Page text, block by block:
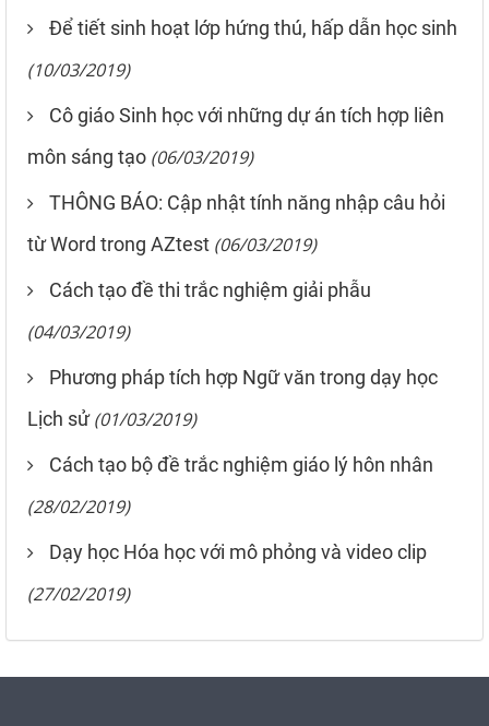
Để tiết sinh hoạt lớp hứng thú, hấp dẫn học sinh
(10/03/2019)
Cô giáo Sinh học với những dự án tích hợp liên
môn sáng tạo (06/03/2019)
THÔNG BÁO: Cập nhật tính năng nhập câu hỏi
từ Word trong AZtest (06/03/2019)
Cách tạo đề thi trắc nghiệm giải phẫu
(04/03/2019)
Phương pháp tích hợp Ngữ văn trong dạy học
Lịch sử (01/03/2019)
Cách tạo bộ đề trắc nghiệm giáo lý hôn nhân
(28/02/2019)
Dạy học Hóa học với mô phỏng và video clip
(27/02/2019)